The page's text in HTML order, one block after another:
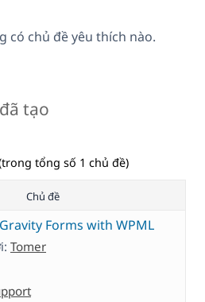
có chủ đề yêu thích nào.
tạo
tổng số 1 chủ đề)
Chủ đề
Forms with WPML
Tomer